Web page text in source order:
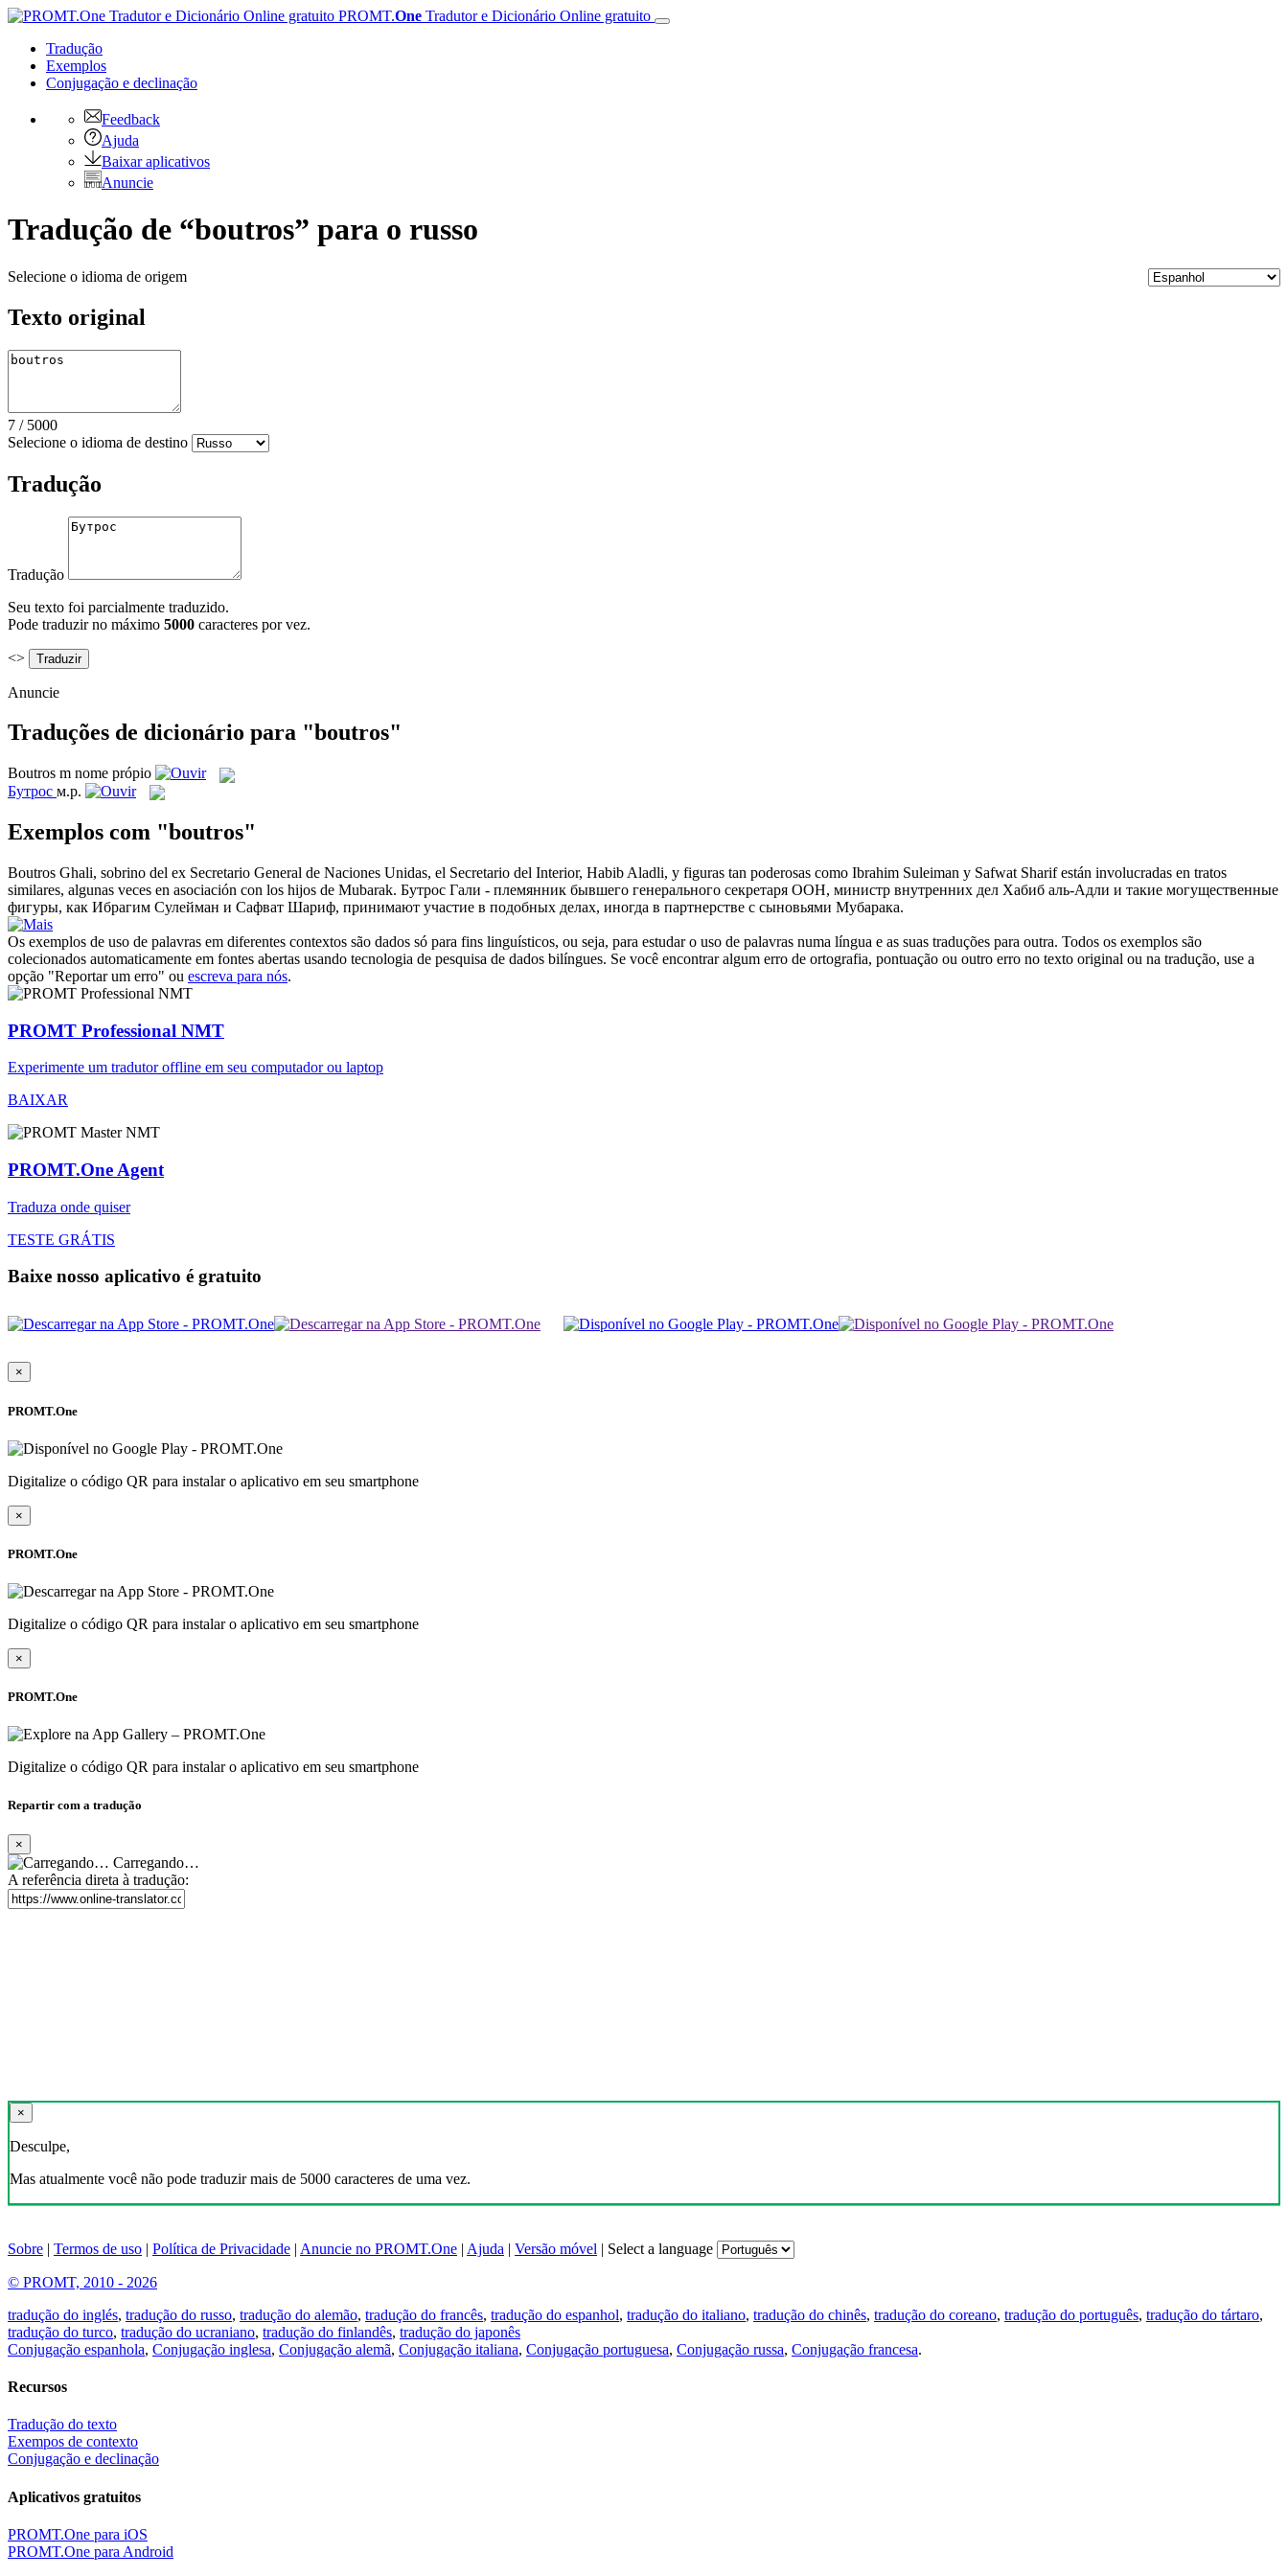
PROMT.One Tradutor e Dicionário Online gratuito
Tradução
Exemplos
Conjugação e declinação
Feedback
Ajuda
Baixar aplicativos
Anuncie
Tradução de “boutros” para o russo
Selecione o idioma de origem
Texto original
7 / 5000
Selecione o idioma de destino
Tradução
Tradução
Seu texto foi parcialmente traduzido.
Pode traduzir no máximo 5000 caracteres por vez.
<>
Anuncie
Traduções de dicionário para "boutros"
Boutros m nome própio
Бутрос м.р.
Exemplos com "boutros"
Boutros Ghali, sobrino del ex Secretario General de Naciones Unidas, el Secretario del Interior, Habib Aladli, y figuras tan poderosas como Ibrahim Suleiman y Safwat Sharif están involucradas en tratos
similares, algunas veces en asociación con los hijos de Mubarak. Бутрос Гали - племянник бывшего генерального секретаря ООН, министр внутренних дел Хабиб аль-Адли и такие могущественные
фигуры, как Ибрагим Сулейман и Сафват Шариф, принимают участие в подобных делах, иногда в партнерстве с сыновьями Мубарака.
Os exemplos de uso de palavras em diferentes contextos são dados só para fins linguísticos, ou seja, para estudar o uso de palavras numa língua e as suas traduções para outra. Todos os exemplos são
colecionados automaticamente em fontes abertas usando tecnologia de pesquisa de dados bilíngues. Se você encontrar algum erro de ortografia, pontuação ou outro erro no texto original ou na tradução, use a
opção "Reportar um erro" ou escreva para nós.
PROMT Professional NMT
Experimente um tradutor offline em seu computador ou laptop
BAIXAR
PROMT.One Agent
Traduza onde quiser
TESTE GRÁTIS
Baixe nosso aplicativo é gratuito
×
PROMT.One
Digitalize o código QR para instalar o aplicativo em seu smartphone
×
PROMT.One
Digitalize o código QR para instalar o aplicativo em seu smartphone
×
PROMT.One
Digitalize o código QR para instalar o aplicativo em seu smartphone
Repartir com a tradução
×
Carregando…
A referência direta à tradução:
×
Desculpe,
Mas atualmente você não pode traduzir mais de 5000 caracteres de uma vez.
Sobre | Termos de uso | Política de Privacidade | Anuncie no PROMT.One | Ajuda | Versão móvel | Select a language
© PROMT, 2010 - 2026
tradução do inglés, tradução do russo, tradução do alemão, tradução do francês, tradução do espanhol, tradução do italiano, tradução do chinês, tradução do coreano, tradução do português, tradução do tártaro,
tradução do turco, tradução do ucraniano, tradução do finlandês, tradução do japonês
Conjugação espanhola, Conjugação inglesa, Conjugação alemã, Conjugação italiana, Conjugação portuguesa, Conjugação russa, Conjugação francesa.
Recursos
Tradução do texto
Exempos de contexto
Conjugação e declinação
Aplicativos gratuitos
PROMT.One para iOS
PROMT.One para Android